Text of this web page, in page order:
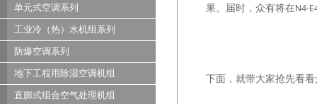
单元式空调系列
工业冷（热）水机组系列
防爆空调系列
地下工程用除湿空调机组
直膨式组合空气处理机组
果。届时， 众有将在N4-
下面，就带大家抢先看看